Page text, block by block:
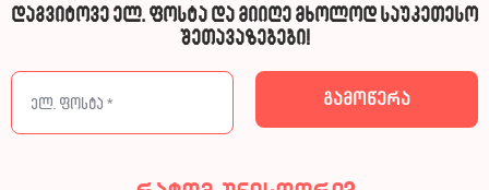
დაგვიტოვე ელ. ფოსტა და მიიღე მხოლოდ საუკეთესო
შეთავაზებები!